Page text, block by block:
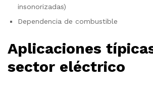
insonorizadas)
Dependencia de combustible
Aplicaciones
sector eléctrico